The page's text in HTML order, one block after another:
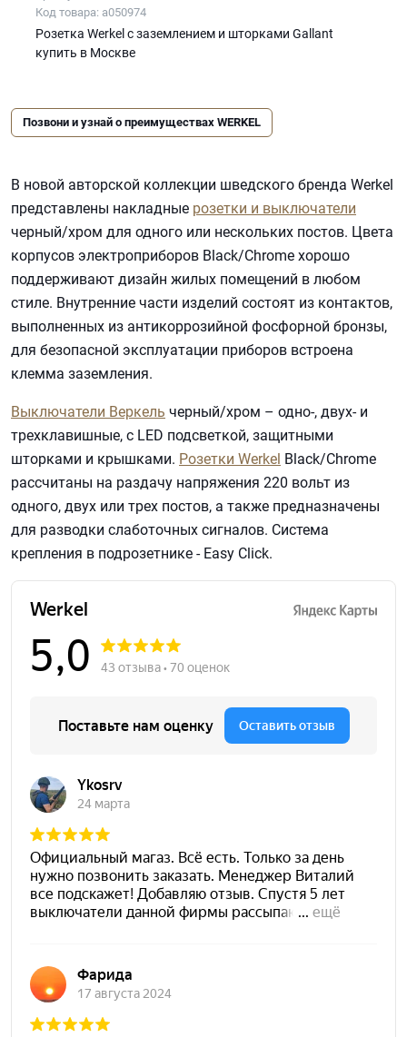
Код товара: a050974
Розетка Werkel с заземлением и шторками Gallant
купить в Москве
Позвони и узнай о преимуществах WERKEL
В новой авторской коллекции шведского бренда Werkel
представлены накладные розетки и выключатели
черный/хром для одного или нескольких постов. Цвета
корпусов электроприборов Black/Chrome хорошо
поддерживают дизайн жилых помещений в любом
стиле. Внутренние части изделий состоят из контактов,
выполненных из антикоррозийной фосфорной бронзы,
для безопасной эксплуатации приборов встроена
клемма заземления.
Выключатели Веркель черный/хром – одно-, двух- и
трехклавишные, с LED подсветкой, защитными
шторками и крышками. Розетки Werkel Black/Chrome
рассчитаны на раздачу напряжения 220 вольт из
одного, двух или трех постов, а также предназначены
для разводки слаботочных сигналов. Система
крепления в подрозетнике - Easy Click.